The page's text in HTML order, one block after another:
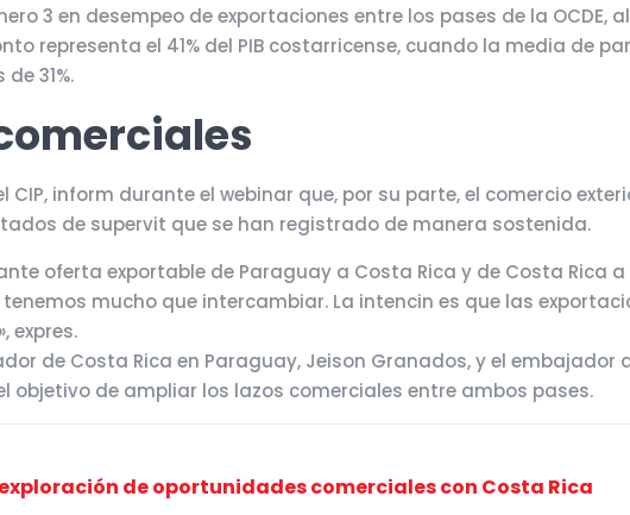
3 en desempeo de exportaciones entre los pases de la OCDE,
representa el 41% del PIB costarricense, cuando la media de
31%.
CIP, inform durante el webinar que, por su parte, el comercio
de supervit que se han registrado de manera sostenida.
oferta exportable de Paraguay a Costa Rica y de Costa Rica
mucho que intercambiar. La intencin es que las
expres.
de Costa Rica en Paraguay, Jeison Granados, y el embajador
objetivo de ampliar los lazos comerciales entre ambos pases.
de oportunidades comerciales con Costa Rica